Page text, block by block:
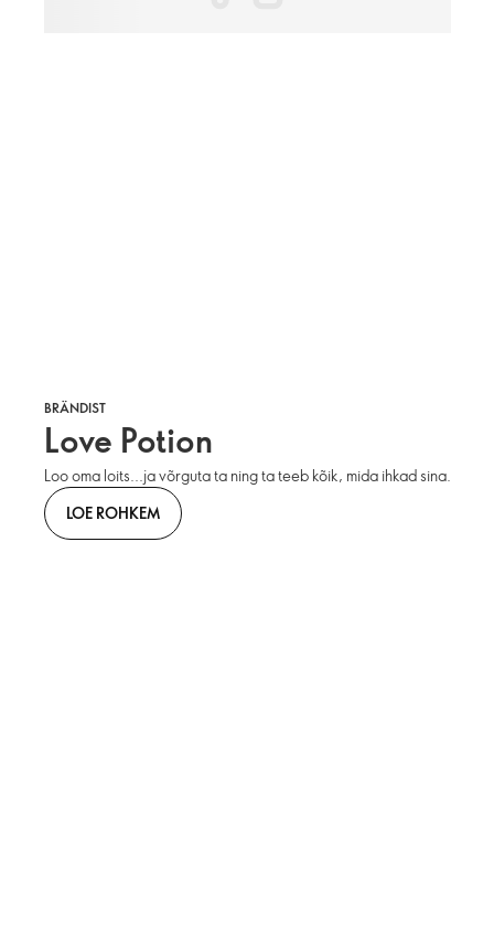
BRÄNDIST
Love Potion
Loo oma loits...ja võrguta ta ning ta teeb kõik, mida ihkad sina.
LOE ROHKEM